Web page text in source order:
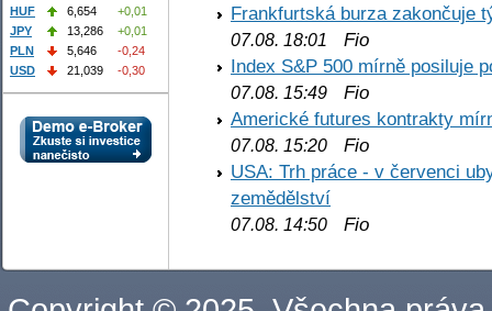
Frankfurtská burza zakončuje
07.08. 18:01
Fio
Index S&P 500 mírně posiluje
07.08. 15:49 Fio
Americké futures kontrakty
07.08. 15:20 Fio
USA: Trh práce - v červenci
zemědělství
07.08. 14:50 Fio
HUF
6,654
+0,01
JPY
13,286
+0,01
PLN
5,646
-0,24
USD
21,039 -0,30